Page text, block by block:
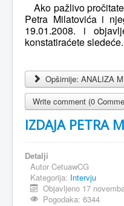
Ako pažlivo
Petra Milatovića i
19.01.2008. i
konstatiraćete sledeće.
Opširnije: ANALIZA
Write comment (0
IZDAJA PETRA
Detalji
Autor CetuawCG
Kategorija: Intervju
Objavljeno 17
Pogodaka: 6344